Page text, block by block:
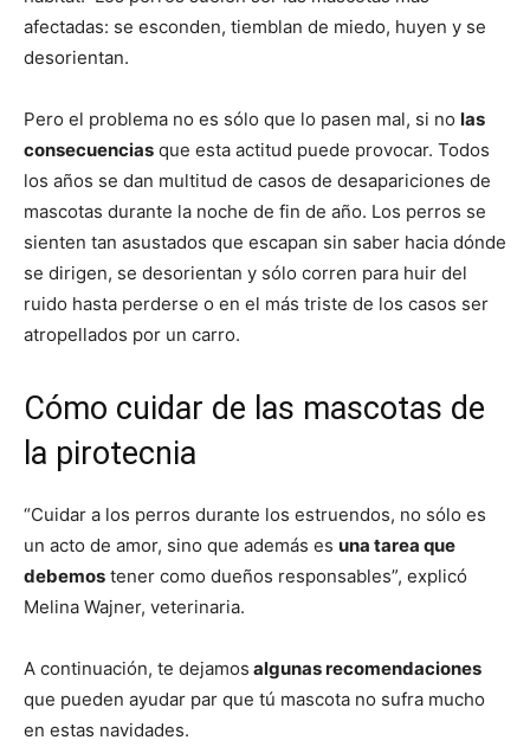
afectadas: se esconden, tiemblan de miedo, huyen y se
desorientan.
Pero el problema no es sólo que lo pasen mal, si no las
consecuencias que esta actitud puede provocar. Todos
los años se dan multitud de casos de desapariciones de
mascotas durante la noche de fin de año. Los perros se
sienten tan asustados que escapan sin saber hacia dónde
se dirigen, se desorientan y sólo corren para huir del
ruido hasta perderse o en el más triste de los casos ser
atropellados por un carro.
Cómo cuidar de las mascotas de
la pirotecnia
“Cuidar a los perros durante los estruendos, no sólo es
un acto de amor, sino que además es una tarea que
debemos tener como dueños responsables”, explicó
Melina Wajner, veterinaria.
A continuación, te dejamos algunas recomendaciones
que pueden ayudar par que tú mascota no sufra mucho
en estas navidades.